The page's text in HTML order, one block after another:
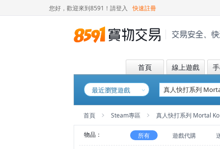
您好，歡迎來到8591！ 請登入 快速註冊
首頁 線上遊戲
最近瀏覽遊戲
首頁 Steam專區 真人快打系列 Mortal
物品： 所有 遊戲代購